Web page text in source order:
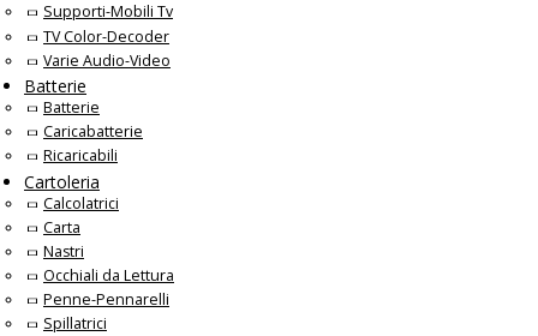
Supporti-Mobili Tv
TV Color-Decoder
Varie Audio-Video
Batterie
Batterie
Caricabatterie
Ricaricabili
Cartoleria
Calcolatrici
Carta
Nastri
Occhiali da Lettura
Penne-Pennarelli
Spillatrici